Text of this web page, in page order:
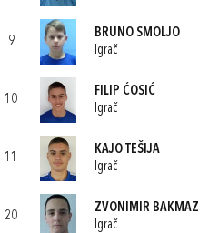
9
BRUNO SMOLJO
Igrač
10
FILIP ĆOSIĆ
Igrač
11
KAJO TEŠIJA
Igrač
20
ZVONIMIR BAKMAZ
Igrač